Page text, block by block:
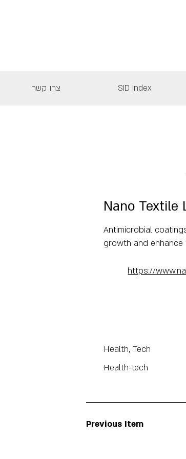
SID Index צרו קשר
Nano Textile
Antimicrobial
growth and
https://
Previous Item
Health, Tech
Health-tech